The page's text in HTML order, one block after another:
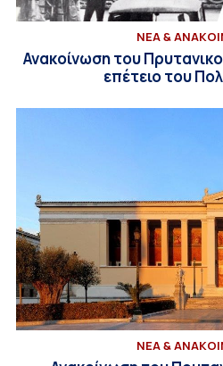
ΝΕΑ &
Ανακοίνωση του
επέτειο του
ΝΕΑ &